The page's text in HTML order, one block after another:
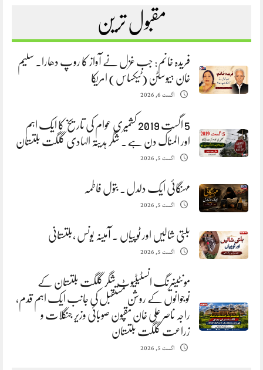
مقبول ترین
فریدہ خانم: جب غزل نے آواز کا روپ دھارا. سلیم
خان ہیوسٹن (ٹیکساس) امریکا
اگست 6, 2026
5 اگست 2019 کشمیری عوام کی تاریخ کا ایک اہم
اور المناک دن ہے. شگر ہدیتہ الہادی گلگت بلتستان
اگست 5, 2026
مہنگائی ایک دلدل. بتول فاطمہ
اگست 5, 2026
بلتی شالیں اور ٹوپیاں . آمینہ یونس ،بلتستانی
اگست 5, 2026
مونٹینیرنگ انسٹیٹیوٹ شگر گلگت بلتستان کے
نوجوانوں کے روشن مستقبل کی جانب ایک اہم قدم،
راجہ ناصر علی خان مقپون صوبائی وزیر جنگلات و
زراعت گلگت بلتستان
اگست 5, 2026